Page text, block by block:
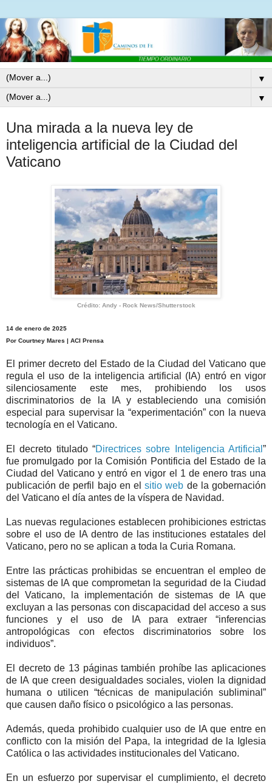
▼
▼
Una mirada a la nueva ley de
inteligencia artificial de la Ciudad del
Vaticano
Crédito: Andy - Rock News/Shutterstock
14 de enero de 2025
Por Courtney Mares | ACI Prensa
El primer decreto del Estado de la Ciudad del Vaticano que
regula el uso de la inteligencia artificial (IA) entró en vigor
silenciosamente este mes, prohibiendo los usos
discriminatorios de la IA y estableciendo una comisión
especial para supervisar la “experimentación” con la nueva
tecnología en el Vaticano.
El decreto titulado “Directrices sobre Inteligencia Artificial ”
fue promulgado por la Comisión Pontificia del Estado de la
Ciudad del Vaticano y entró en vigor el 1 de enero tras una
publicación de perfil bajo en elsitio web de la gobernación
del Vaticano el día antes de la víspera de Navidad.
Las nuevas regulaciones establecen prohibiciones estrictas
sobre el uso de IA dentro de las instituciones estatales del
Vaticano, pero no se aplican a toda la Curia Romana.
Entre las prácticas prohibidas se encuentran el empleo de
sistemas de IA que comprometan la seguridad de la Ciudad
del Vaticano, la implementación de sistemas de IA que
excluyan a las personas con discapacidad del acceso a sus
funciones y el uso de IA para extraer “inferencias
antropológicas con efectos discriminatorios sobre los
individuos”.
El decreto de 13 páginas también prohíbe las aplicaciones
de IA que creen desigualdades sociales, violen la dignidad
humana o utilicen “técnicas de manipulación subliminal”
que causen daño físico o psicológico a las personas.
Además, queda prohibido cualquier uso de IA que entre en
conflicto con la misión del Papa, la integridad de la Iglesia
Católica o las actividades institucionales del Vaticano.
En un esfuerzo por supervisar el cumplimiento, el decreto